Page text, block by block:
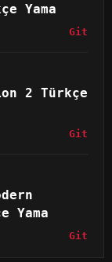
Yama
Git
2 Türkçe
Git
Yama
Git